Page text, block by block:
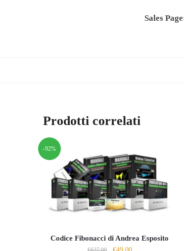
Sales
Prodotti correlati
-92%
Codice Fibonacci di Andrea Esposito
Il Il